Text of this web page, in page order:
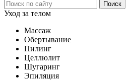
Уход за телом
Массаж
Обертывание
Пилинг
Целлюлит
Шугаринг
Эпиляция